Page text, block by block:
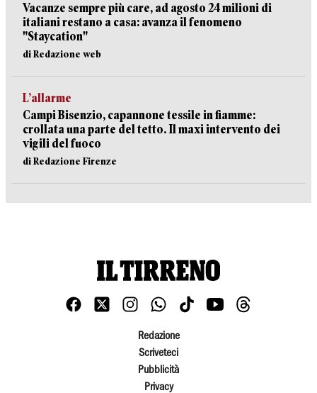
Vacanze sempre più care, ad agosto 24 milioni di
italiani restano a casa: avanza il fenomeno
"Staycation"
di Redazione web
L’allarme
Campi Bisenzio, capannone tessile in fiamme:
crollata una parte del tetto. Il maxi intervento dei
vigili del fuoco
di Redazione Firenze
Redazione
Scriveteci
Pubblicità
Privacy